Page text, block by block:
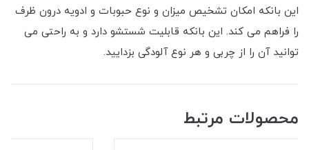
این بانکه امکان تشخیص میزان و نوع حبوبات و ادویه درون ظرف
را فراهم می کند. این بانکه قابلیت شستشو دارد و به راحتی می
توانید آن را از چربی و هر نوع آلودگی بزدایید.
محصولات مرتبط